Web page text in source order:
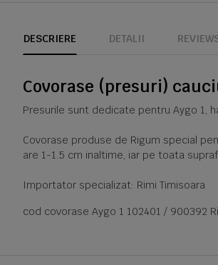
DESCRIERE DETALII
Covorase (presuri)
Presurile sunt dedicate pentru Aygo 1,
Covorase produse de Rigum special
are 1-1.5 cm inaltime, iar pe toata
Importator specializat: Rimi Timisoara
cod covorase Aygo 1 102401 / 900392